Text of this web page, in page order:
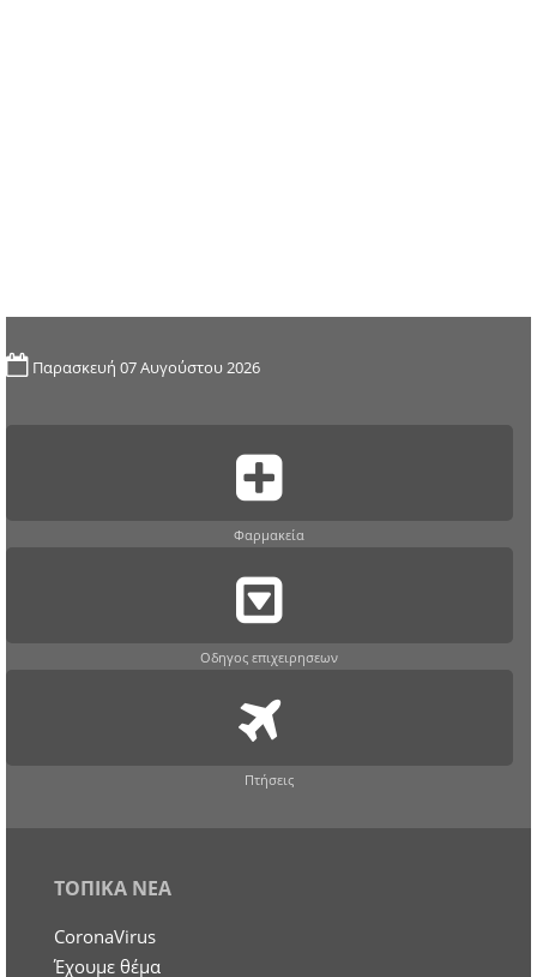
Παρασκευή 07 Αυγούστου 2026
Φαρμακεία
Οδηγος επιχειρησεων
Πτήσεις
ΤΟΠΙΚΑ ΝΕΑ
CoronaVirus
Έχουμε θέμα